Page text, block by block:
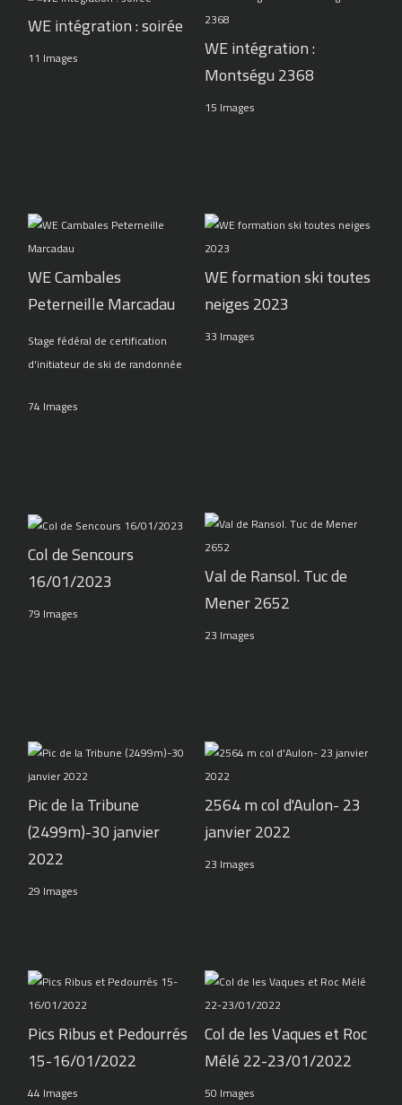
WE intégration : soirée
11 Images
WE intégration :
Montségu 2368
15 Images
WE Cambales
Peterneille Marcadau
Stage fédéral de certification
d'initiateur de ski de randonnée
74 Images
WE formation ski toutes
neiges 2023
33 Images
Col de Sencours
16/01/2023
79 Images
Val de Ransol. Tuc de
Mener 2652
23 Images
Pic de la Tribune
(2499m)-30 janvier
2022
29 Images
2564 m col d'Aulon- 23
janvier 2022
23 Images
Pics Ribus et Pedourrés
15-16/01/2022
44 Images
Col de les Vaques et Roc
Mélé 22-23/01/2022
50 Images